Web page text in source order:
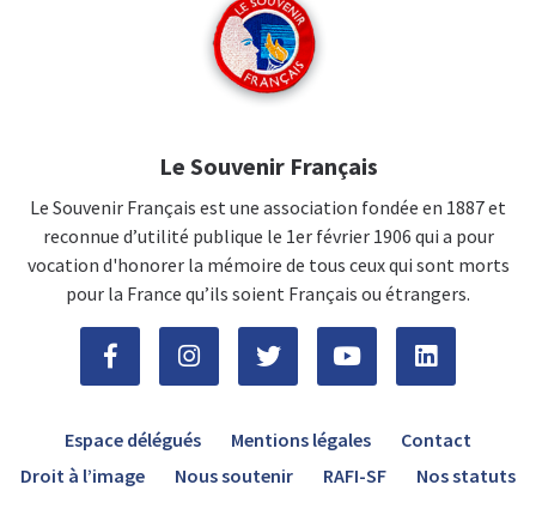
Le Souvenir Français
Le Souvenir Français est une association fondée en 1887 et
reconnue d’utilité publique le 1er février 1906 qui a pour
vocation d'honorer la mémoire de tous ceux qui sont morts
pour la France qu’ils soient Français ou étrangers.
Espace délégués Mentions légales
Contact
Droit à l’image
Nous soutenir RAFI-SF Nos statuts